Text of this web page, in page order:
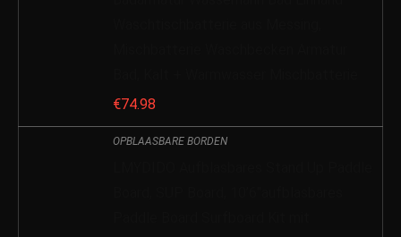
€74.98
OPBLAASBARE BORDEN